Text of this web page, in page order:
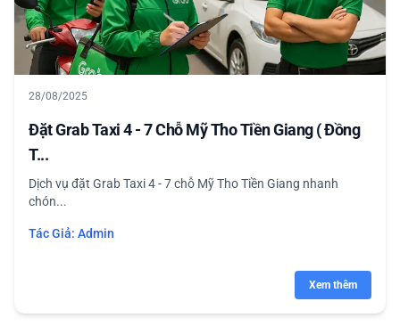
28/08/2025
Đặt Grab Taxi 4 - 7 Chỗ Mỹ Tho Tiền Giang ( Đồng
T...
Dịch vụ đặt Grab Taxi 4 - 7 chỗ Mỹ Tho Tiền Giang nhanh
chón...
Tác Giả: Admin
Xem thêm